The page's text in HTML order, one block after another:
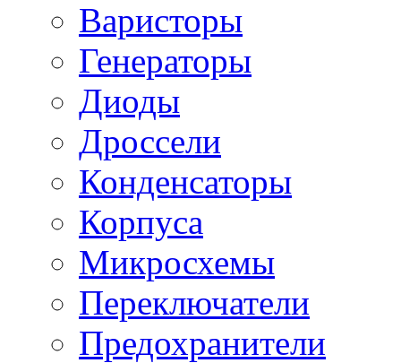
Варисторы
Генераторы
Диоды
Дроссели
Конденсаторы
Корпуса
Микросхемы
Переключатели
Предохранители